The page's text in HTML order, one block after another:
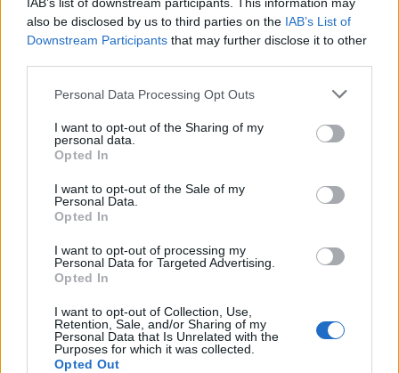
also be disclosed by us to third parties on the IAB’s List of
Downstream Participants that may further disclose it to other
Personal Data Processing Opt Outs
I want to opt-out of the Sharing of my
personal data.
Opted In
I want to opt-out of the Sale of my
Personal Data.
Opted In
I want to opt-out of processing my
Personal Data for Targeted Advertising.
Opted In
I want to opt-out of Collection, Use,
Retention, Sale, and/or Sharing of my
Personal Data that Is Unrelated with the
Purposes for which it was collected.
Opted Out